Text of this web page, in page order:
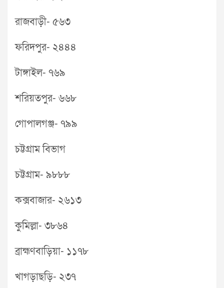
রাজবাড়ী- ৫৬৩
ফরিদপুর- ২৪৪৪
টাঙ্গাইল- ৭৬৯
শরিয়তপুর- ৬৬৮
গোপালগঞ্জ- ৭৯৯
চট্টগ্রাম বিভাগ
চট্টগ্রাম- ৯৮৮৮
কক্সবাজার- ২৬১৩
কুমিল্লা- ৩৮৬৪
ব্রাহ্মণবাড়িয়া- ১১৭৮
খাগড়াছড়ি- ২৩৭